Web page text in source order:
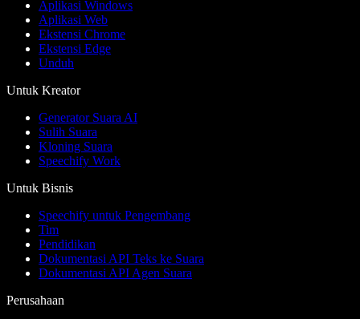
Aplikasi Windows
Aplikasi Web
Ekstensi Chrome
Ekstensi Edge
Unduh
Untuk Kreator
Generator Suara AI
Sulih Suara
Kloning Suara
Speechify Work
Untuk Bisnis
Speechify untuk Pengembang
Tim
Pendidikan
Dokumentasi API Teks ke Suara
Dokumentasi API Agen Suara
Perusahaan